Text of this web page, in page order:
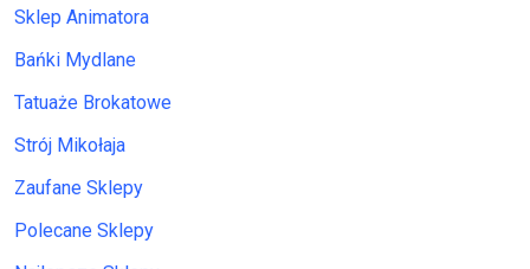
Sklep Animatora
Bańki Mydlane
Tatuaże Brokatowe
Strój Mikołaja
Zaufane Sklepy
Polecane Sklepy